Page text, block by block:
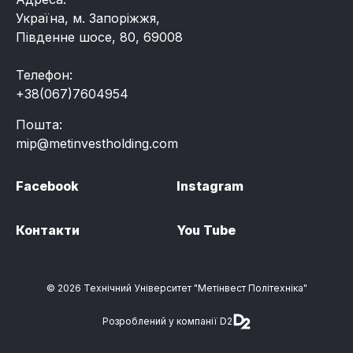
Україна, м. Запоріжжя,
Південне шосе, 80, 69008
Телефон:
+38(067)7604954
Пошта:
mip@metinvestholding.com
Facebook Instagram
Контакти You Tube
© 2026 Технічний Університет "Метінвест Політехніка"
Розроблений у компанії D2